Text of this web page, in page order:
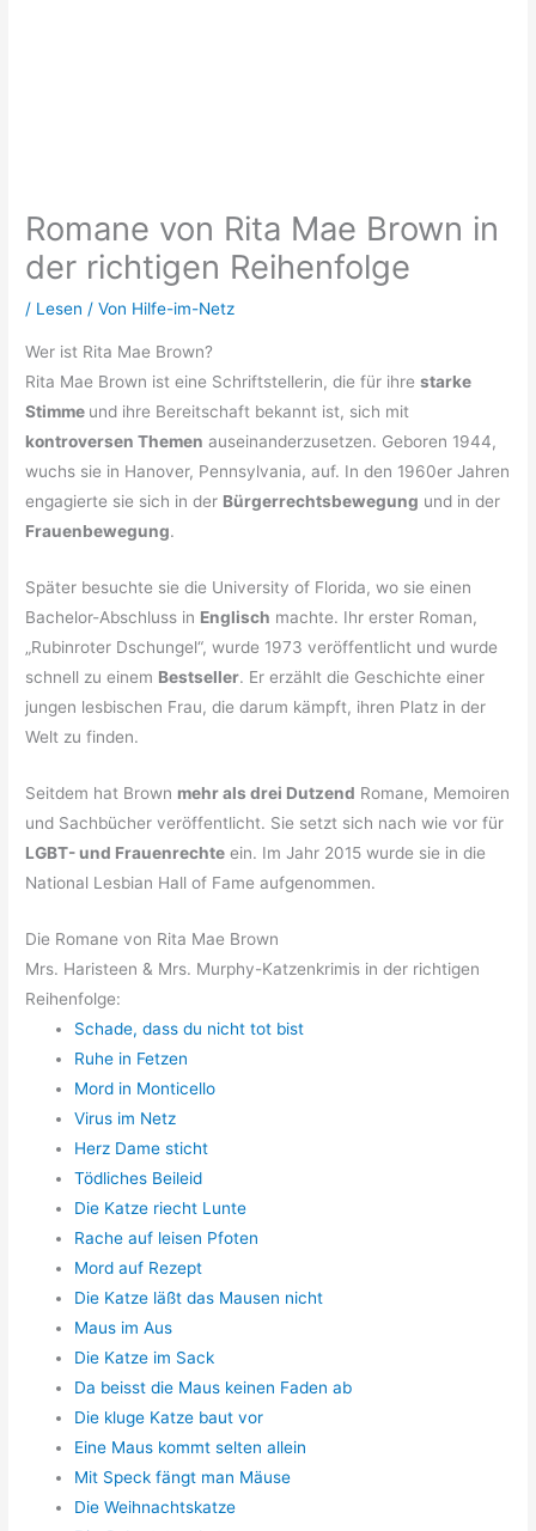
Romane von Rita Mae Brown in
der richtigen Reihenfolge
/ Lesen / Von Hilfe-im-Netz
Wer ist Rita Mae Brown?
Rita Mae Brown ist eine Schriftstellerin, die für ihrestarke
Stimme und ihre Bereitschaft bekannt ist, sich mit
kontroversen Themen auseinanderzusetzen. Geboren 1944,
wuchs sie in Hanover, Pennsylvania, auf. In den 1960er Jahren
engagierte sie sich in der Bürgerrechtsbewegung und in der
Frauenbewegung.
Später besuchte sie die University of Florida, wo sie einen
Bachelor-Abschluss in Englisch machte. Ihr erster Roman,
„Rubinroter Dschungel“, wurde 1973 veröffentlicht und wurde
schnell zu einem Bestseller. Er erzählt die Geschichte einer
jungen lesbischen Frau, die darum kämpft, ihren Platz in der
Welt zu finden.
Seitdem hat Brown mehr als drei Dutzend Romane, Memoiren
und Sachbücher veröffentlicht. Sie setzt sich nach wie vor für
LGBT- und Frauenrechte ein. Im Jahr 2015 wurde sie in die
National Lesbian Hall of Fame aufgenommen.
Die Romane von Rita Mae Brown
Mrs. Haristeen & Mrs. Murphy-Katzenkrimis in der richtigen
Reihenfolge:
Schade, dass du nicht tot bist
Ruhe in Fetzen
Mord in Monticello
Virus im Netz
Herz Dame sticht
Tödliches Beileid
Die Katze riecht Lunte
Rache auf leisen Pfoten
Mord auf Rezept
Die Katze läßt das Mausen nicht
Maus im Aus
Die Katze im Sack
Da beisst die Maus keinen Faden ab
Die kluge Katze baut vor
Eine Maus kommt selten allein
Mit Speck fängt man Mäuse
Die Weihnachtskatze